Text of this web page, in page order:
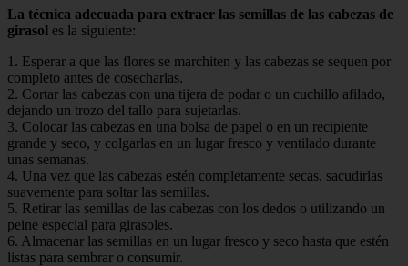
La técnica adecuada para extraer las semillas de las cabezas de
girasol es la siguiente:
1. Esperar a que las flores se marchiten y las cabezas se sequen por
completo antes de cosecharlas.
2. Cortar las cabezas con una tijera de podar o un cuchillo afilado,
dejando un trozo del tallo para sujetarlas.
3. Colocar las cabezas en una bolsa de papel o en un recipiente
grande y seco, y colgarlas en un lugar fresco y ventilado durante
unas semanas.
4. Una vez que las cabezas estén completamente secas, sacudirlas
suavemente para soltar las semillas.
5. Retirar las semillas de las cabezas con los dedos o utilizando un
peine especial para girasoles.
6. Almacenar las semillas en un lugar fresco y seco hasta que estén
listas para sembrar o consumir.